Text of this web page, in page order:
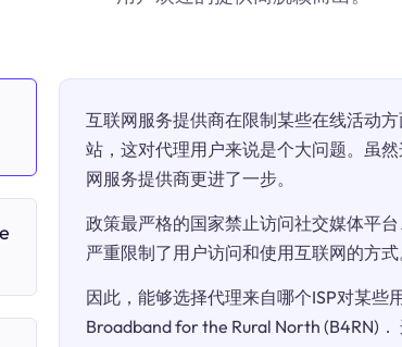
互联网服务提供商在限制某些在线活动
站，这对代理用户来说是个大问题。虽
网服务提供商更进了一步。
政策最严格的国家禁止访问社交媒体平
严重限制了用户访问和使用互联网的方式
因此，能够选择代理来自哪个ISP对某些
Broadband for the Rural North (B4RN)．